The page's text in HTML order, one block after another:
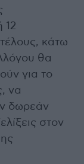
12
κάτω
θα
για το
να
δωρεάν
στον